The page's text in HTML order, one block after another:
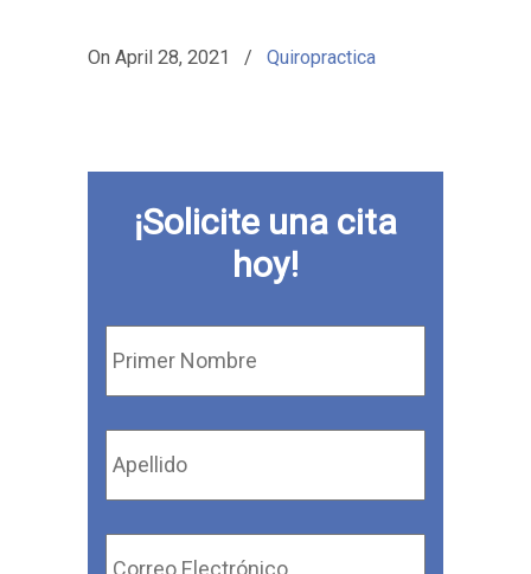
On April 28, 2021 / Quiropractica
¡Solicite una cita
hoy!
Primer
Nombre
*
Apellido *
Correo
Electrónico *